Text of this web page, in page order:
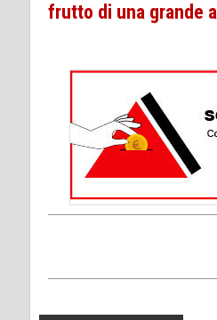
frutto di una grande